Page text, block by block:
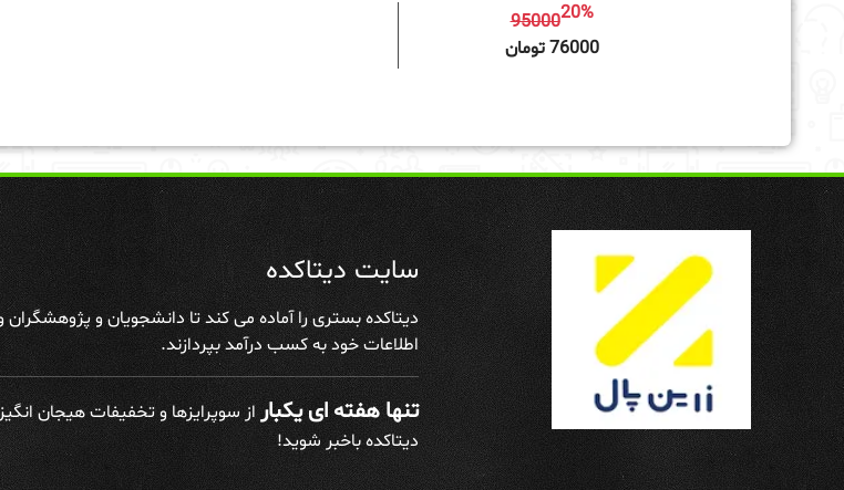
9500020%
76000 تومان
سایت دیتاکده
دیتاکده بستری را آماده می کند تا دانشجویان و
اطلاعات خود به کسب درآمد بپردازند.
تنها هفته ای یکباراز سوپرایزها و تخفیفات هیجان
دیتاکده باخبر شوید!